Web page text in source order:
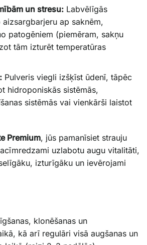
un stresu:Labvēlīgās
ap saknēm,
patogēniem (piemēram, sakņu
tām izturēt temperatūras
Pulveris viegli izšķīst ūdenī, tāpēc
hidroponiskās sistēmās,
sistēmās vai vienkārši laistot
Premium, jūs pamanīsiet strauju
uzlabotu augu vitalitāti,
izturīgāku un ievērojami
klonēšanas un
kā arī regulāri visā augšanas un